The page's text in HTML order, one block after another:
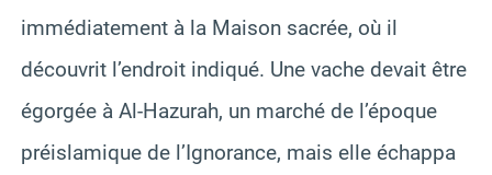
immédiatement à la Maison sacrée, où il
découvrit l’endroit indiqué. Une vache devait être
égorgée à Al-Hazurah, un marché de l’époque
préislamique de l’Ignorance, mais elle échappa